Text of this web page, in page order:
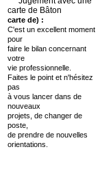
carte de) :
C'est un excellent moment
pour
faire le bilan concernant
votre
vie professionnelle.
Faites le point et n'hésitez
pas
à vous lancer dans de
nouveaux
projets, de changer de
poste,
de prendre de nouvelles
orientations.